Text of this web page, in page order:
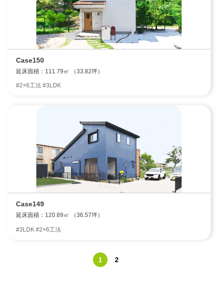
Case150
延床面積：111.79㎡ （33.82坪）
#2×6工法 #3LDK
Case149
延床面積：120.89㎡ （36.57坪）
#3LDK #2×6工法
1 2